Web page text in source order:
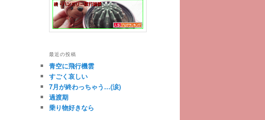
最近の投稿
青空に飛行機雲
すごく哀しい
7月が終わっちゃう…(涙)
過渡期
乗り物好きなら